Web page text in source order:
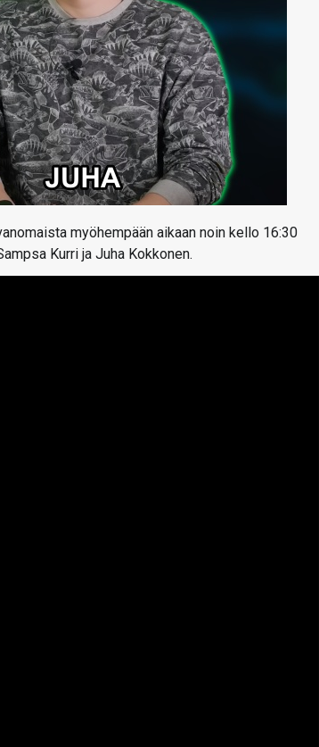
myöhempään aikaan noin kello 16:30
Kurri ja Juha Kokkonen.